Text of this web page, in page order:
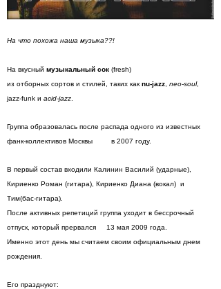
На что похожа наша музыка??!
На вкусный музыкальный сок (fresh)
из отборных сортов и стилей, таких как nu-jazz neo-soul,
jazz-funk и acid-jazz
Группа образовалась после распада одного из известных
фанк-коллективов Москвы в 2007 году.
В первый состав входили Калинин Василий (ударные),
Кириенко Роман (гитара), Кириенко Диана (вокал) и
Тим(бас-гитара).
После активных репетиций группа уходит в бессрочный
отпуск, который прервался 13 мая 2009 года.
Именно этот день мы считаем своим официальным днем
рождения.
Его празднуют: